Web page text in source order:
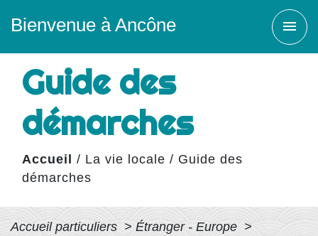
Bienvenue à Ancône menu
Guide des
démarches
Accueil / La vie locale / Guide des
démarches
Accueil particuliers > Étranger - Europe >